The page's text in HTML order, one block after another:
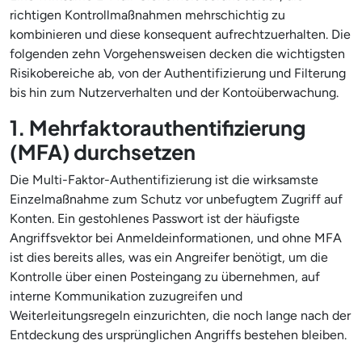
richtigen Kontrollmaßnahmen mehrschichtig zu
kombinieren und diese konsequent aufrechtzuerhalten. Die
folgenden zehn Vorgehensweisen decken die wichtigsten
Risikobereiche ab, von der Authentifizierung und Filterung
bis hin zum Nutzerverhalten und der Kontoüberwachung.
1. Mehrfaktorauthentifizierung
(MFA) durchsetzen
Die Multi-Faktor-Authentifizierung ist die wirksamste
Einzelmaßnahme zum Schutz vor unbefugtem Zugriff auf
Konten. Ein gestohlenes Passwort ist der häufigste
Angriffsvektor bei Anmeldeinformationen, und ohne MFA
ist dies bereits alles, was ein Angreifer benötigt, um die
Kontrolle über einen Posteingang zu übernehmen, auf
interne Kommunikation zuzugreifen und
Weiterleitungsregeln einzurichten, die noch lange nach der
Entdeckung des ursprünglichen Angriffs bestehen bleiben.